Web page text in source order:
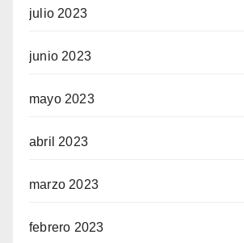
julio 2023
junio 2023
mayo 2023
abril 2023
marzo 2023
febrero 2023